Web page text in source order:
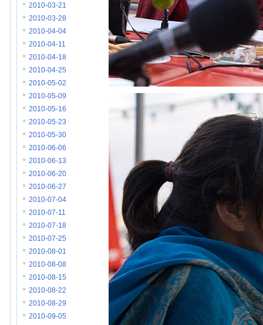
2010-03-21
2010-03-28
2010-04-04
2010-04-11
2010-04-18
2010-04-25
2010-05-02
2010-05-09
2010-05-16
2010-05-23
2010-05-30
2010-06-06
2010-06-13
2010-06-20
2010-06-27
2010-07-04
2010-07-11
2010-07-18
2010-07-25
2010-08-01
2010-08-08
2010-08-15
2010-08-22
2010-08-29
2010-09-05